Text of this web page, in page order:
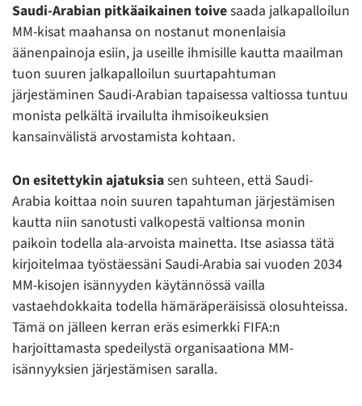
Saudi-Arabian pitkäaikainen toivesaada jalkapalloilun
MM-kisat maahansa on nostanut monenlaisia
äänenpainoja esiin, ja useille ihmisille kautta maailman
tuon suuren jalkapalloilun suurtapahtuman
järjestäminen Saudi-Arabian tapaisessa valtiossa tuntuu
monista pelkältä irvailulta ihmisoikeuksien
kansainvälistä arvostamista kohtaan.
On esitettykin ajatuksiasen suhteen, että Saudi-
Arabia koittaa noin suuren tapahtuman järjestämisen
kautta niin sanotusti valkopestä valtionsa monin
paikoin todella ala-arvoista mainetta. Itse asiassa tätä
kirjoitelmaa työstäessäni Saudi-Arabia sai vuoden 2034
MM-kisojen isännyyden käytännössä vailla
vastaehdokkaita todella hämäräperäisissä olosuhteissa.
Tämä on jälleen kerran eräs esimerkki FIFA:n
harjoittamasta spedeilystä organisaationa MM-
isännyyksien järjestämisen saralla.